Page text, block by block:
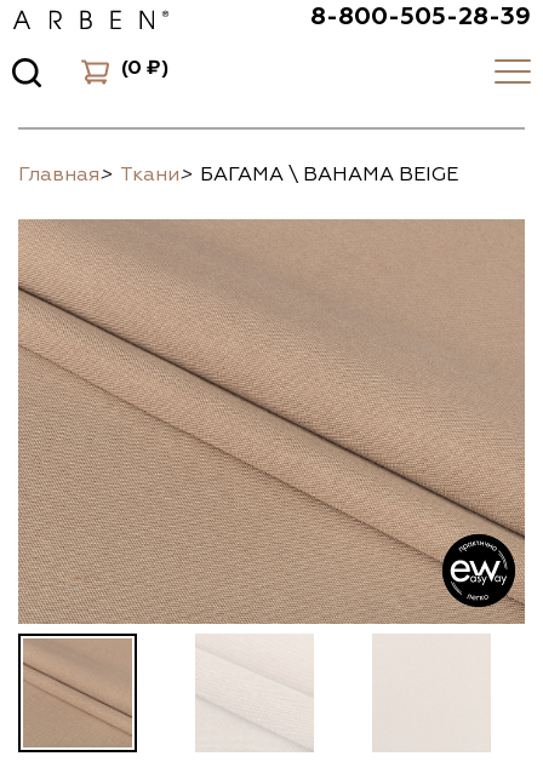
8-800-505-28-39
(0 ₽)
Главная> Ткани> БАГАМА \ BAHAMA BEIGE